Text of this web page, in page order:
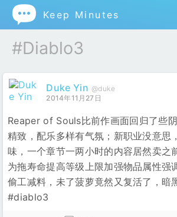
 Keep Minutes
#diablo3
Duke Yin @duke
2014年11月27日
Reaper of Souls比前作画面回归了些
精致，配乐多样有气氛；新职业没意思
味，一个章节一两小时的内容居然卖之
为拖寿命提高等级上限加强物品属性强
偷工减料，未了菠萝竟然又复活了，暗
#diablo3